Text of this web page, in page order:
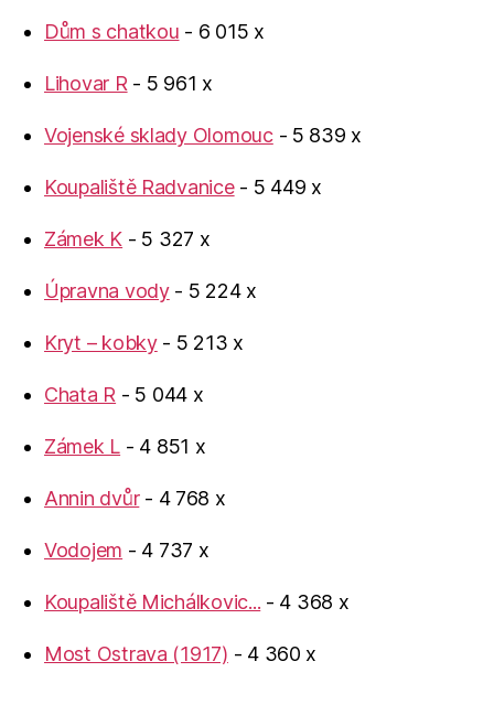
Dům s chatkou - 6 015 x
Lihovar R - 5 961 x
Vojenské sklady Olomouc- 5 839 x
Koupaliště Radvanice- 5 449 x
Zámek K - 5 327 x
Úpravna vody- 5 224 x
Kryt – kobky- 5 213 x
Chata R - 5 044 x
Zámek L - 4 851 x
Annin dvůr- 4 768 x
Vodojem - 4 737 x
Koupaliště Michálkovic... - 4 368 x
Most Ostrava (1917) - 4 360 x